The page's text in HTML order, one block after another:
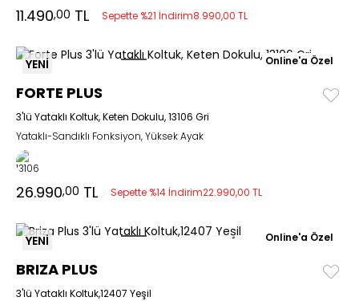
11.490,00 TL Sepette %21 İndirim8.990,00 TL
YENİ Online'a Özel
FORTE PLUS
3'lü Yataklı Koltuk, Keten Dokulu, 13106 Gri
Yataklı-Sandıklı Fonksiyon, Yüksek Ayak
26.990,00 TL Sepette %14 İndirim22.990,00 TL
YENİ Online'a Özel
BRIZA PLUS
3'lü Yataklı Koltuk,12407 Yeşil